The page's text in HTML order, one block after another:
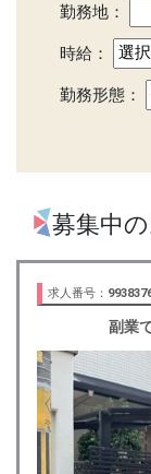
勤務地：
時給：
勤務形態：
募集中
求人番号：
副業